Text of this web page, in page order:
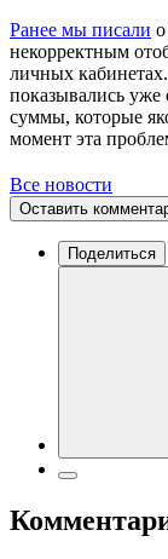
Ранее мы писали
некорректным
личных
показывались уже
суммы, которые
момент эта
Все новости
Оставить
Поделиться